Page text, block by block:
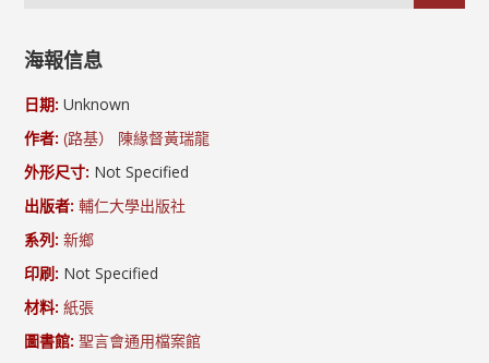
海報信息
日期: Unknown
作者: (路基） 陳緣督黃瑞龍
外形尺寸: Not Specified
出版者: 輔仁大學出版社
系列: 新鄉
印刷: Not Specified
材料: 紙張
圖書館: 聖言會通用檔案館